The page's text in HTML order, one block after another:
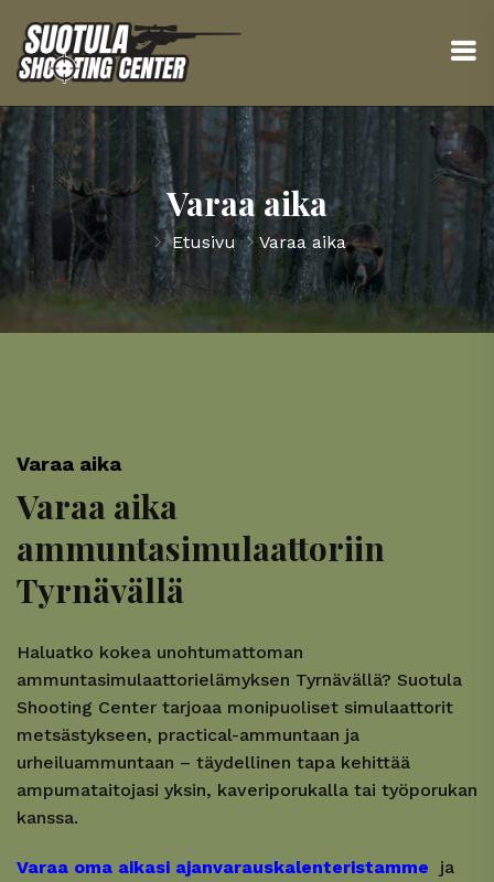
Varaa aika
Etusivu Varaa aika
Varaa aika
Varaa aika
ammuntasimulaattoriin
Tyrnävällä
Haluatko kokea unohtumattoman
ammuntasimulaattorielämyksen Tyrnävällä? Suotula
Shooting Center tarjoaa monipuoliset simulaattorit
metsästykseen, practical-ammuntaan ja
urheiluammuntaan – täydellinen tapa kehittää
ampumataitojasi yksin, kaveriporukalla tai työporukan
kanssa.
Varaa oma aikasi ajanvarauskalenteristamme
ja